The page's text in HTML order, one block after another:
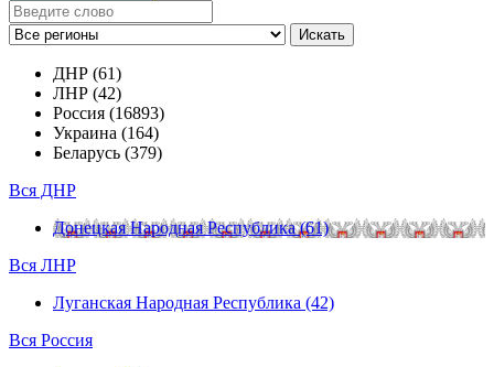
Искать
ДНР (61)
ЛНР (42)
Россия (16893)
Украина (164)
Беларусь (379)
Вся ДНР
Донецкая Народная Республика (61)
Вся ЛНР
Луганская Народная Республика (42)
Вся Россия